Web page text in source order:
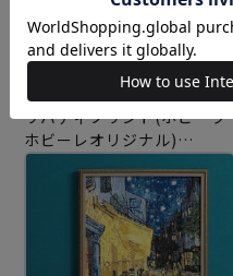
リバティプリント(ホビーラ
ホビーレオリジナル)
マリーナ・シーフラワー